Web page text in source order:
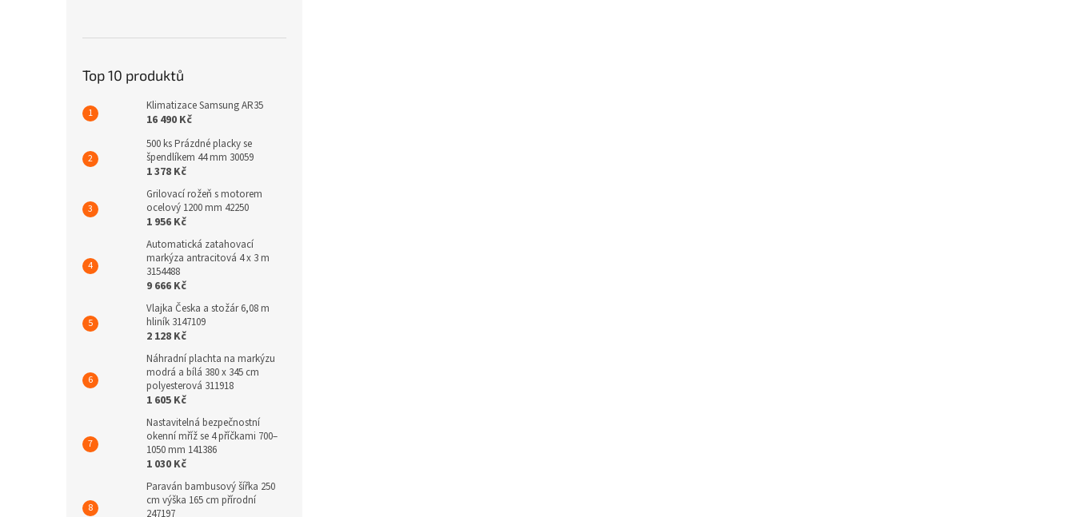
Top 10 produktů
Klimatizace Samsung AR35
16 490 Kč
500 ks Prázdné placky se
špendlíkem 44 mm 30059
1 378 Kč
Grilovací rožeň s motorem
ocelový 1200 mm 42250
1 956 Kč
Automatická zatahovací
markýza antracitová 4 x 3 m
3154488
9 666 Kč
Vlajka Česka a stožár 6,08 m
hliník 3147109
2 128 Kč
Náhradní plachta na markýzu
modrá a bílá 380 x 345 cm
polyesterová 311918
1 605 Kč
Nastavitelná bezpečnostní
okenní mříž se 4 příčkami 700–
1050 mm 141386
1 030 Kč
Paraván bambusový šířka 250
cm výška 165 cm přírodní
247197